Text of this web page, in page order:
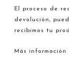
El proceso de
devolución,
recibimos tu
Más información